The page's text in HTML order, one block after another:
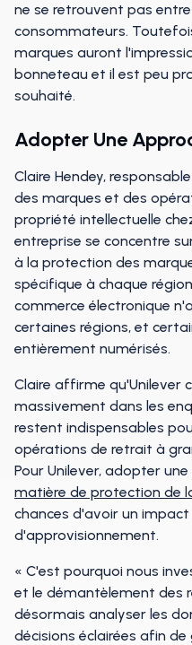
ne se retrouvent pas
consommateurs.
marques auront
bonneteau et il est peu
souhaité.
Adopter Une
Claire Hendey,
des marques et des
propriété intellectuelle
entreprise se concentre
à la protection des
spécifique à chaque
commerce électronique
certaines régions, et
entièrement numérisés.
Claire affirme qu'Unilever
massivement dans les
restent indispensables
opérations de retrait à
Pour Unilever, adopter une
matière de protection de
chances d'avoir un
d'approvisionnement.
« C'est pourquoi nous
et le démantèlement des
désormais analyser les
décisions éclairées afin